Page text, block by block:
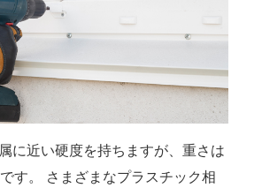
に近い硬度を持ちますが、重さは
す。 さまざまなプラスチック相